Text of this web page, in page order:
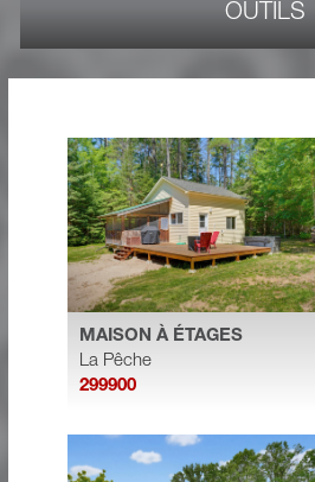
OUTILS
MAISON À ÉTAGES
La Pêche
299900